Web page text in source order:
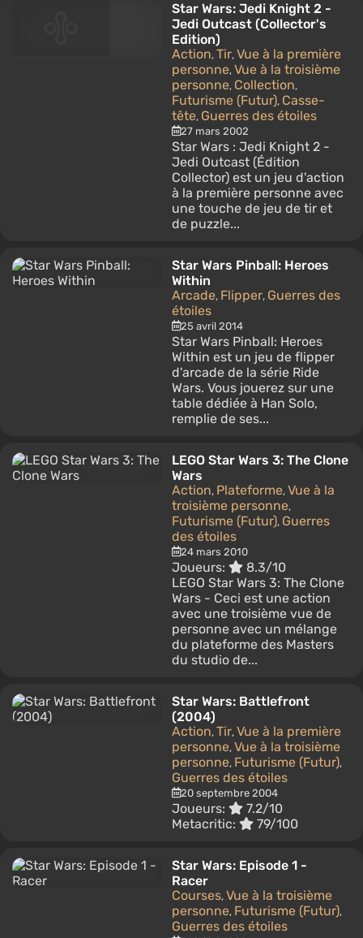
Star Wars: Jedi Knight 2 -
Jedi Outcast (Collector's
Edition)
Action, Tir, Vue à la première
personne, Vue à la troisième
personne, Collection,
Futurisme (Futur), Casse-
tête, Guerres des étoiles
27 mars 2002
Star Wars : Jedi Knight 2 -
Jedi Outcast (Édition
Collector) est un jeu d'action
à la première personne avec
une touche de jeu de tir et
de puzzle...
Star Wars Pinball: Heroes
Within
Arcade, Flipper, Guerres des
étoiles
25 avril 2014
Star Wars Pinball: Heroes
Within est un jeu de flipper
d'arcade de la série Ride
Wars. Vous jouerez sur une
table dédiée à Han Solo,
remplie de ses...
LEGO Star Wars 3: The Clone
Wars
Action, Plateforme, Vue à la
troisième personne,
Futurisme (Futur), Guerres
des étoiles
24 mars 2010
Joueurs:
8.3/10
LEGO Star Wars 3: The Clone
Wars - Ceci est une action
avec une troisième vue de
personne avec un mélange
du plateforme des Masters
du studio de...
Star Wars: Battlefront
(2004)
Action, Tir, Vue à la première
personne, Vue à la troisième
personne, Futurisme (Futur),
Guerres des étoiles
20 septembre 2004
Joueurs:
7.2/10
Metacritic:
79/100
Star Wars: Episode 1 -
Racer
Courses, Vue à la troisième
personne, Futurisme (Futur),
Guerres des étoiles